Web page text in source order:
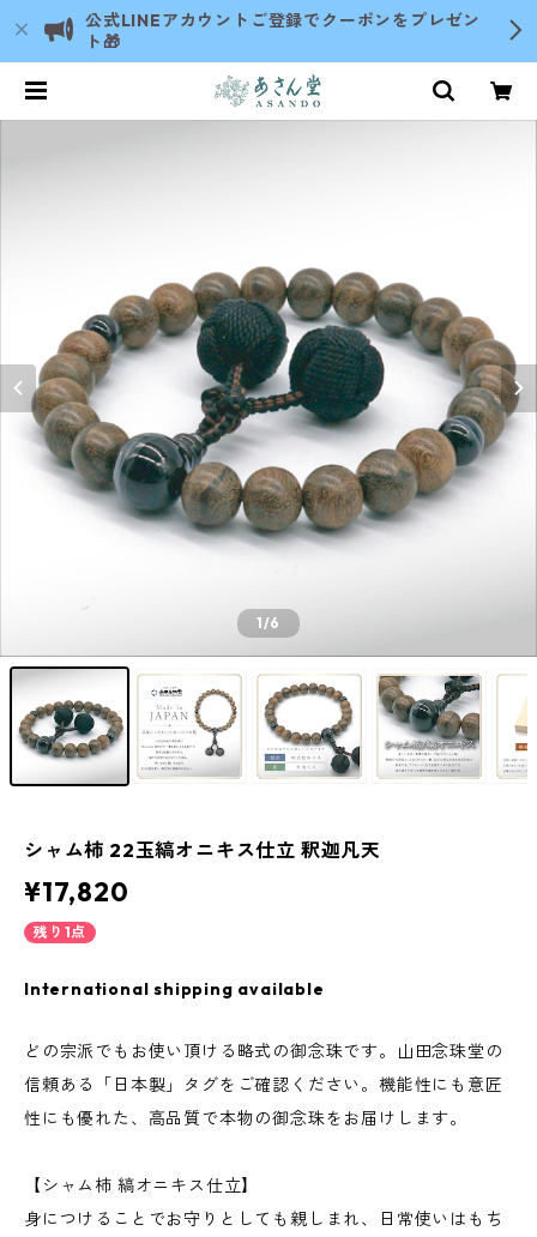
公式LINEアカウントご登録でクーポンをプレゼン
ト🎁
1/6
シャム柿 22玉縞オニキス仕立 釈迦凡天
¥17,820
残り1点
International shipping available
どの宗派でもお使い頂ける略式の御念珠です。山田念珠堂の
信頼ある「日本製」タグをご確認ください。機能性にも意匠
性にも優れた、高品質で本物の御念珠をお届けします。
【シャム柿 縞オニキス仕立】
身につけることでお守りとしても親しまれ、日常使いはもち